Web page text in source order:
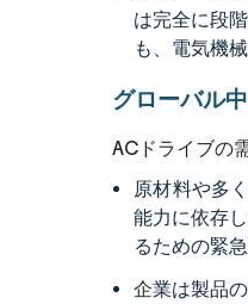
は完全に段
も、電気機
グローバル
ACドライブの
原材料や多
能力に依存
るための緊
企業は製品